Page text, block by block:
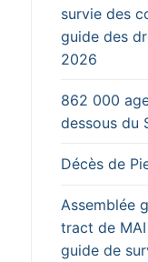
survie des
guide des
2026
862 000
dessous du
Décès de
Assemblée
tract de
guide de